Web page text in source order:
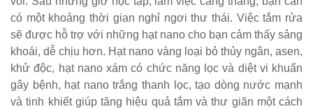
có một khoảng thời gian nghỉ ngơi thư thái. Việc tắm rửa
sẽ được hỗ trợ với những hạt nano cho bạn cảm thấy sảng
khoái, dễ chịu hơn. Hạt nano vàng loại bỏ thủy ngân, asen,
khử độc, hạt nano xám có chức năng lọc và diệt vi khuẩn
gây bệnh, hạt nano trắng thanh lọc, tạo dòng nước mạnh
và tinh khiết giúp tăng hiệu quả tắm và thư giãn một cách